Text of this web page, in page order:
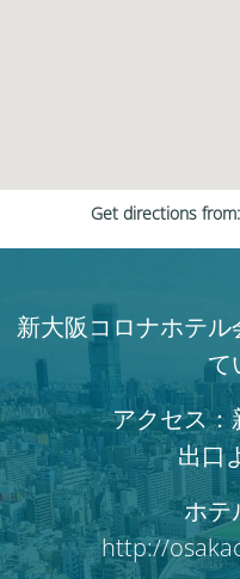
Get directions from:
新大阪コロナホテ
て
アクセス
出口
ホテ
http://